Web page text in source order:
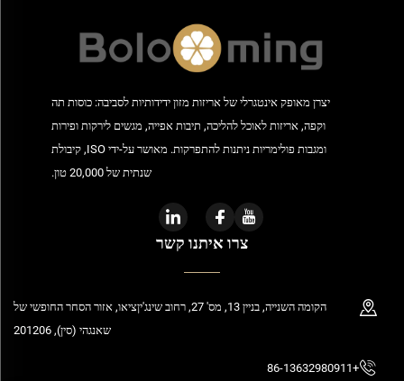
יצרן מאופק אינטגרלי של אריזות מזון ידידותיות לסביבה: כוסות תה
וקפה, אריזות לאוכל להליכה, תיבות אפייה, מגשים לירקות ופירות
ומגבות פולימריות ניתנות להתפרקות. מאושר על-ידי ISO, קיבולת
שנתית של 20,000 טון.
צרו איתנו קשר
הקומה השנייה, בניין 13, מס' 27, רחוב שינג'יןציאו, אזור הסחר החופשי של
שאנגהי (סין), 201206
+86-13632980911